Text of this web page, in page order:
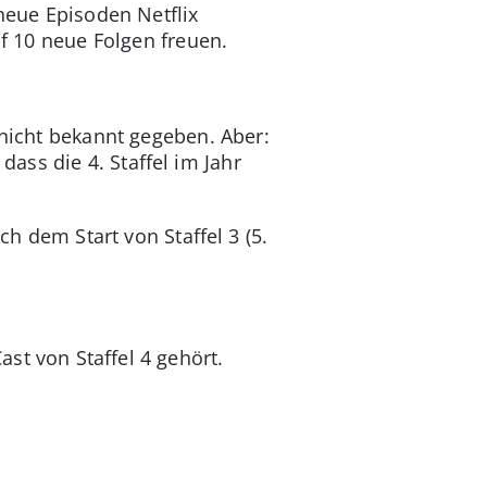
Episoden Netflix
neue Folgen freuen.
bekannt gegeben. Aber:
die 4. Staffel im Jahr
dem Start von Staffel 3 (5.
von Staffel 4 gehört.